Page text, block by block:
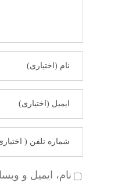
نام، ایمیل و